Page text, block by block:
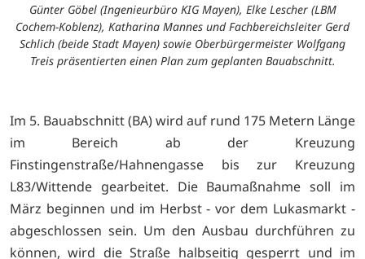
Günter Göbel (Ingenieurbüro KIG Mayen), Elke Lescher (LBM
Cochem-Koblenz), Katharina Mannes und Fachbereichsleiter Gerd
Schlich (beide Stadt Mayen) sowie Oberbürgermeister Wolfgang
Treis präsentierten einen Plan zum geplanten Bauabschnitt.
Im 5. Bauabschnitt (BA) wird auf rund 175 Metern Länge
im Bereich ab der Kreuzung
Finstingenstraße/Hahnengasse bis zur Kreuzung
L83/Wittende gearbeitet. Die Baumaßnahme soll im
März beginnen und im Herbst - vor dem Lukasmarkt -
abgeschlossen sein. Um den Ausbau durchführen zu
können, wird die Straße halbseitig gesperrt und im